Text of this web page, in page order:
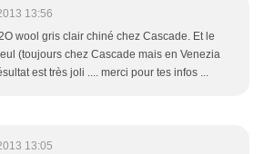
13:56
wool gris clair chiné chez Cascade. Et le
(toujours chez Cascade mais en Venezia
est très joli .... merci pour tes infos ...
13:05